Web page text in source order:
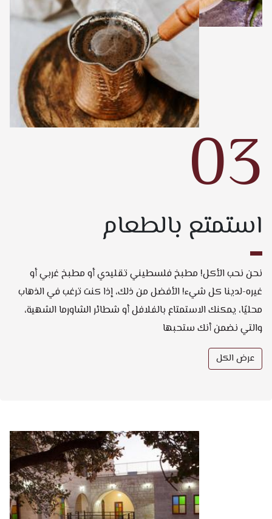
03
استمتع بالطعام
نحن نحب الأكل! مطبخ فلسطيني تقليدي أو مطبخ غربي أو
غيره-لدينا كل شيء! الأفضل من ذلك، إذا كنت ترغب في الذهاب
محليًا، يمكنك الاستمتاع بالفلافل أو شطائر الشاورما الشهية،
والتي نضمن أنك ستحبها
عرض الكل